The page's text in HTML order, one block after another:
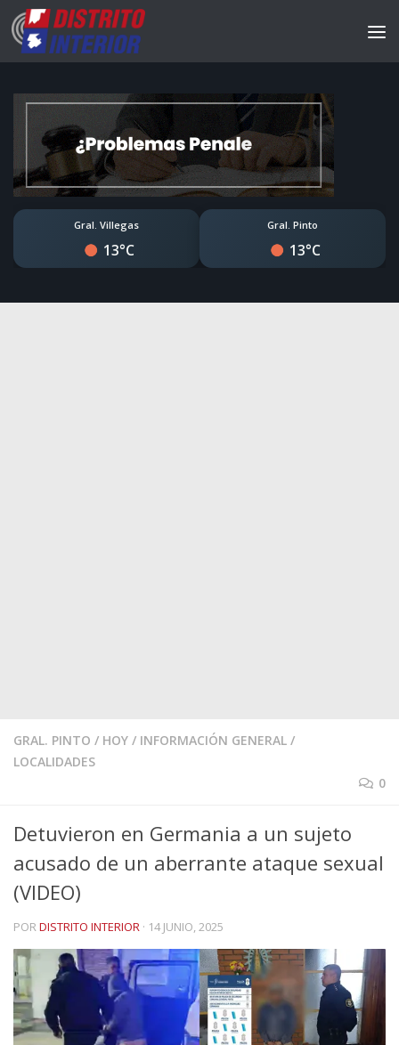
Gral. Villegas
13°C
Gral. Pinto
13°C
GRAL. PINTO / HOY / INFORMACIÓN GENERAL /
LOCALIDADES
0
Detuvieron en Germania a un sujeto
acusado de un aberrante ataque sexual
(VIDEO)
PORDISTRITO INTERIOR · 14 JUNIO, 2025